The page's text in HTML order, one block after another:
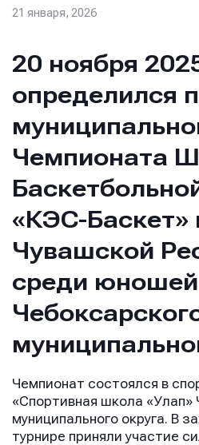
21 января, 2026
20 ноября
определился
Чемпионата
«КЭС-Баскет»
Чувашской
среди юношей
Чемпионат состоялся в
«Спортивная школа «Улап»
муниципального округа. В
турнире приняли участие